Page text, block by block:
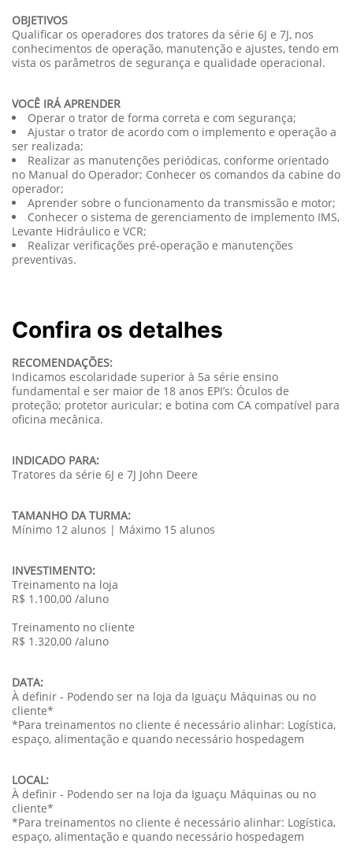
OBJETIVOS
Qualificar os operadores dos tratores da série 6J e 7J, nos
conhecimentos de operação, manutenção e ajustes, tendo em
vista os parâmetros de segurança e qualidade operacional.
VOCÊ IRÁ APRENDER
Operar o trator de forma correta e com segurança;
Ajustar o trator de acordo com o implemento e operação a
ser realizada;
Realizar as manutenções periódicas, conforme orientado
no Manual do Operador; Conhecer os comandos da cabine do
operador;
Aprender sobre o funcionamento da transmissão e motor;
Conhecer o sistema de gerenciamento de implemento IMS,
Levante Hidráulico e VCR;
Realizar verificações pré-operação e manutenções
preventivas.
Confira os detalhes
RECOMENDAÇÕES:
Indicamos escolaridade superior à 5a série ensino
fundamental e ser maior de 18 anos EPI’s: Óculos de
proteção; protetor auricular; e botina com CA compatível para
oficina mecânica.
INDICADO PARA:
Tratores da série 6J e 7J John Deere
TAMANHO DA TURMA:
Mínimo 12 alunos | Máximo 15 alunos
INVESTIMENTO:
Treinamento na loja
R$ 1.100,00 /aluno
Treinamento no cliente
R$ 1.320,00 /aluno
DATA:
À definir - Podendo ser na loja da Iguaçu Máquinas ou no
cliente*
*Para treinamentos no cliente é necessário alinhar: Logística,
espaço, alimentação e quando necessário hospedagem
LOCAL:
À definir - Podendo ser na loja da Iguaçu Máquinas ou no
cliente*
*Para treinamentos no cliente é necessário alinhar: Logística,
espaço, alimentação e quando necessário hospedagem